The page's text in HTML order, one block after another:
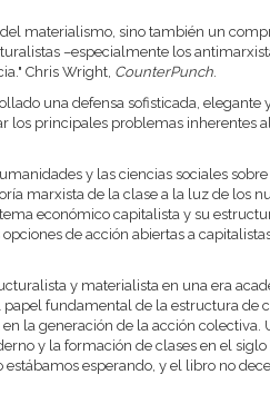
materialismo, sino también un
–especialmente los
Chris Wright, CounterPunch.
una defensa sofisticada, elegante
los principales problemas inherentes
y las ciencias sociales
marxista de la clase a la luz de los
económico capitalista y su
de acción abiertas a
y materialista en una era
fundamental de la estructura de
la generación de la acción colectiva.
y la formación de clases en el siglo
esperando, y el libro no